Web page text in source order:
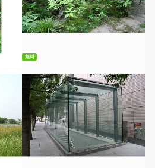
無料ダウンロード
無料
無料ダウンロード